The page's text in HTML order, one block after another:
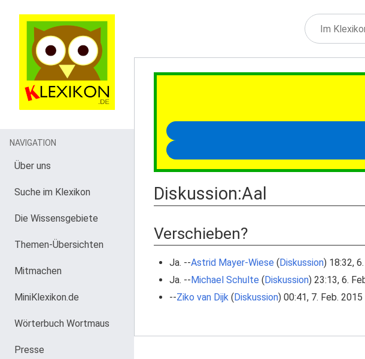
Diskussion:Aal
Verschieben?
Ja. --Astrid Mayer-Wiese (Diskussion) 18:32,
Ja. --Michael Schulte (Diskussion) 23:13, 6.
--Ziko van Dijk(Diskussion) 00:41, 7. Feb. 2015
NAVIGATION
Über uns
Suche im Klexikon
Die Wissensgebiete
Themen-Übersichten
Mitmachen
MiniKlexikon.de
Wörterbuch Wortmaus
Presse